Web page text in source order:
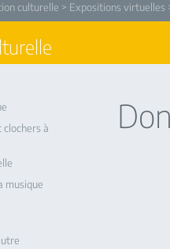
culturelle > Expositions virtuelles
clochers à
musique